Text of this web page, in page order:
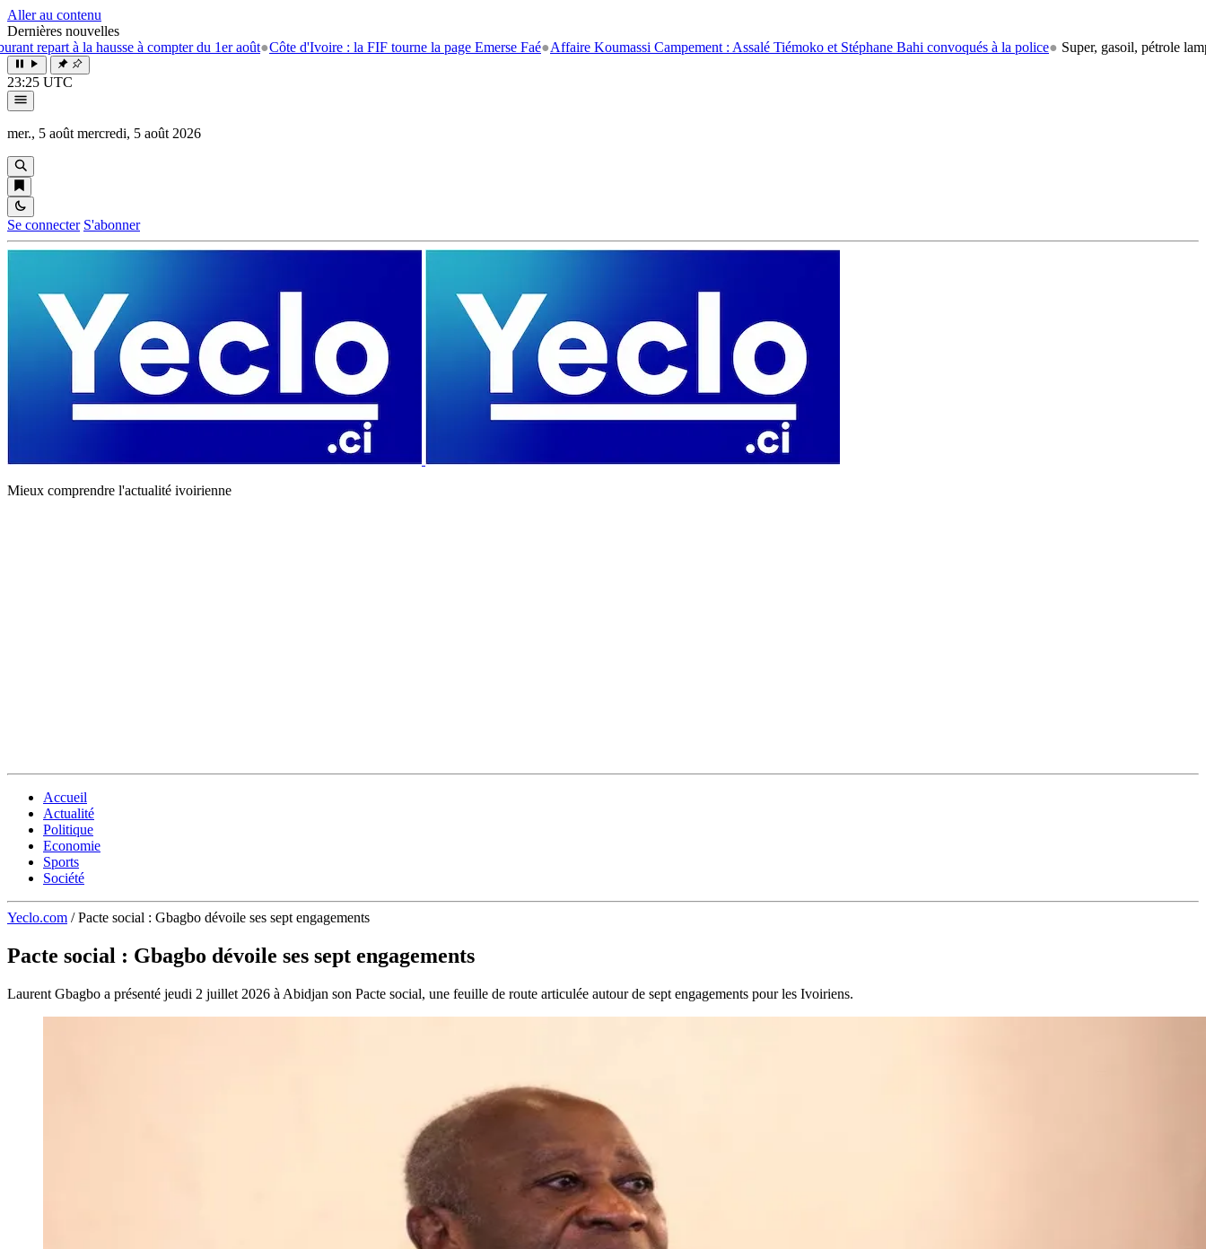
Aller au contenu
Dernières nouvelles
à la hausse à compter du 1er août●Côte d'Ivoire : la FIF tourne la page Emerse Faé●Affaire Koumassi Campement : Assalé Tiémoko et Stéphane Bahi convoqués à la police● Super, gasoil, pétrole lampant: le
23:25 UTC
mer., 5 août mercredi, 5 août 2026
Se connecter S'abonner
Mieux comprendre l'actualité ivoirienne
Accueil
Actualité
Politique
Economie
Sports
Société
Yeclo.com / Pacte social : Gbagbo dévoile ses sept engagements
Pacte social : Gbagbo dévoile ses sept engagements
Laurent Gbagbo a présenté jeudi 2 juillet 2026 à Abidjan son Pacte social, une feuille de route articulée autour de sept engagements pour les Ivoiriens.